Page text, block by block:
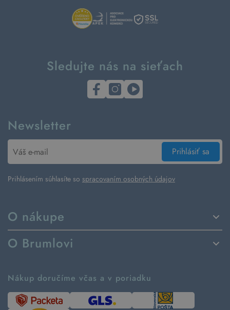
O nákupe
Spôsoby dodania a platby
Vrátenie tovaru a reklamácia
Návod ako nakupovať
Tabuľka veľkostí
O Brumlovi
Ako tvoríme second hand
Časté otázky
Sledujte nás na sieťach
Newsletter
Prihlásiť sa
Prihlásením súhlasíte so spracovaním osobných údajov
Nákup doručíme včas a v poriadku